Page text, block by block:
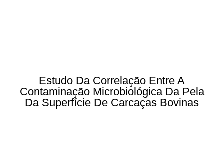
Estudo Da Correlação Entre A
Contaminação Microbiológica Da Pela
Da Superfície De Carcaças Bovinas